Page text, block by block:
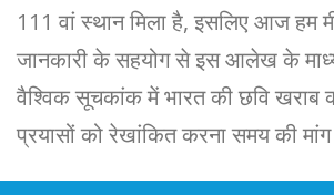
111 वां स्थान मिला है, इसलिए आज हम
जानकारी के सहयोग से इस आलेख के
वैश्विक सूचकांक में भारत की छवि खराब
प्रयासों को रेखांकित करना समय की